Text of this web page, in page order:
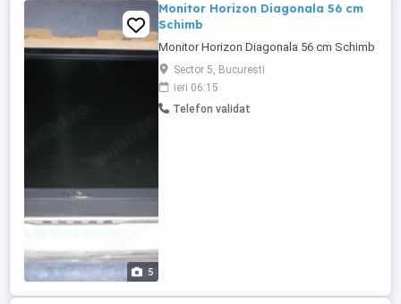
5
Monitor Horizon Diagonala 56 cm
Schimb
Monitor Horizon Diagonala 56 cm Schimb
Sector 5, Bucuresti
ieri 06:15
Telefon validat